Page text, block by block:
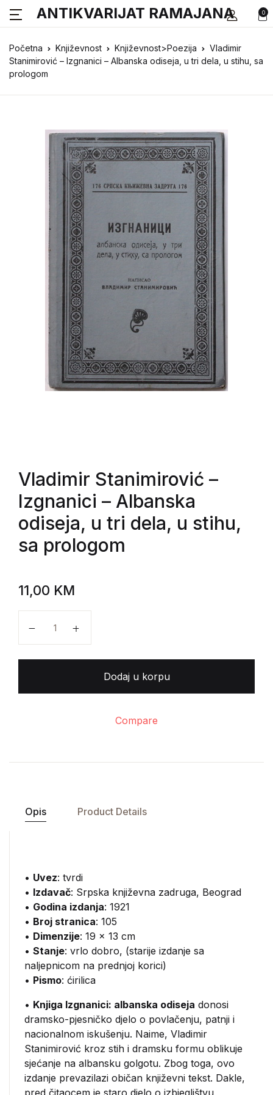
0
ANTIKVARIJAT RAMAJANA
Početna Književnost Književnost>Poezija
Vladimir
Stanimirović – Izgnanici – Albanska odiseja, u tri dela, u stihu, sa
prologom
Vladimir Stanimirović –
Izgnanici – Albanska
odiseja, u tri dela, u stihu,
sa prologom
11,00 KM
Dodaj u korpu
Compare
Opis Product Details
• Uvez: tvrdi
• Izdavač: Srpska književna zadruga, Beograd
• Godina izdanja: 1921
• Broj stranica: 105
• Dimenzije: 19 x 13 cm
• Stanje: vrlo dobro, (starije izdanje sa
naljepnicom na prednjoj korici)
• Pismo: ćirilica
• Knjiga Izgnanici: albanska odiseja donosi
dramsko-pjesničko djelo o povlačenju, patnji i
nacionalnom iskušenju. Naime, Vladimir
Stanimirović kroz stih i dramsku formu oblikuje
sjećanje na albansku golgotu. Zbog toga, ovo
izdanje prevazilazi običan književni tekst. Dakle,
pred čitaocem je staro djelo o izbjeglištvu,